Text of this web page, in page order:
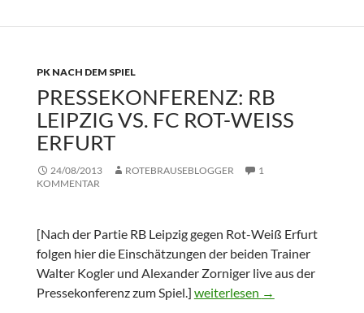
PK NACH DEM SPIEL
PRESSEKONFERENZ: RB
LEIPZIG VS. FC ROT-WEISS E
RFURT
24/08/2013 ROTEBRAUSEBLOGGER
1
KOMMENTAR
[Nach der Partie RB Leipzig gegen Rot-Weiß Erfurt
folgen hier die Einschätzungen der beiden Trainer
Walter Kogler und Alexander Zorniger live aus der
Pressekonferenz zum Spiel.] Pressekonferenz: RB Leipzig
weiterlesen →